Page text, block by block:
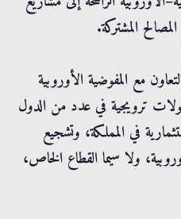
المشتركة.
مع المفوضية الأوروبية
ترويجية في عدد من الدول
في المملكة، وتشجيع
ولا سيما القطاع الخاص،